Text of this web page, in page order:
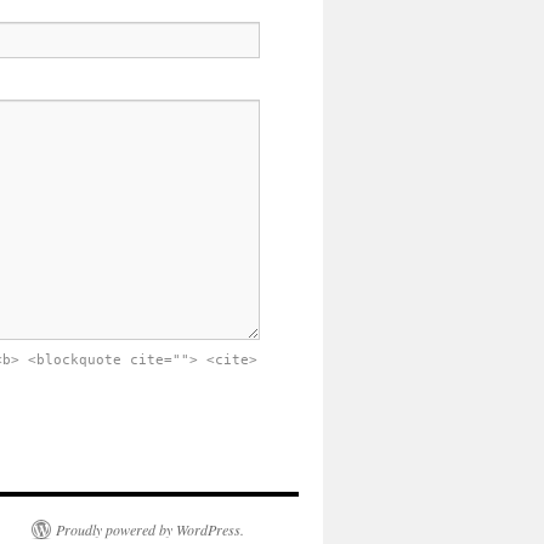
<blockquote cite=""> <cite>
Proudly powered by WordPress.